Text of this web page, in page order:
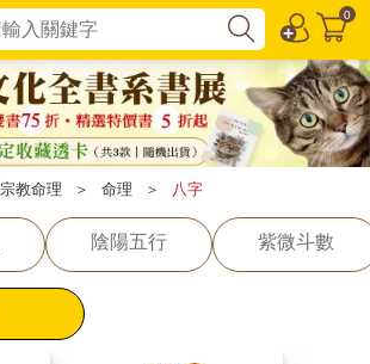
0
宗教命理 ＞ 命理 ＞ 八字
陰陽五行 紫微斗數